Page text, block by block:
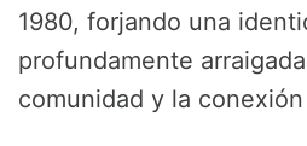
1980, forjando una
profundamente
comunidad y la